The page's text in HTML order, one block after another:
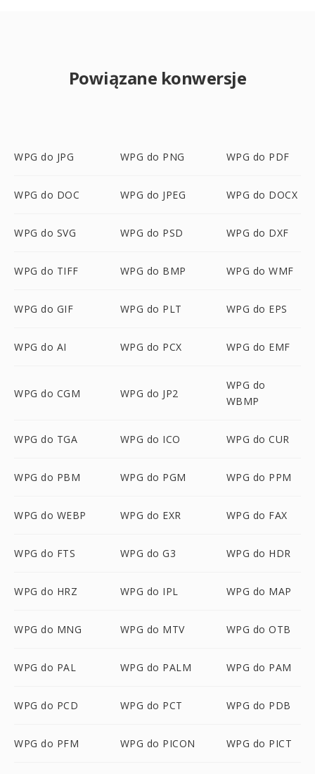
Powiązane konwersje
WPG do JPG WPG do PNG WPG do PDF
WPG do DOC WPG do JPEG WPG do DOCX
WPG do SVG WPG do PSD WPG do DXF
WPG do TIFF WPG do BMP WPG do WMF
WPG do GIF WPG do PLT WPG do EPS
WPG do AI WPG do PCX WPG do EMF
WPG do CGM WPG do JP2
WPG do
WBMP
WPG do TGA WPG do ICO WPG do CUR
WPG do PBM WPG do PGM WPG do PPM
WPG do WEBP WPG do EXR WPG do FAX
WPG do FTS WPG do G3 WPG do HDR
WPG do HRZ WPG do IPL WPG do MAP
WPG do MNG WPG do MTV WPG do OTB
WPG do PAL WPG do PALM WPG do PAM
WPG do PCD WPG do PCT WPG do PDB
WPG do PFM WPG do PICON WPG do PICT